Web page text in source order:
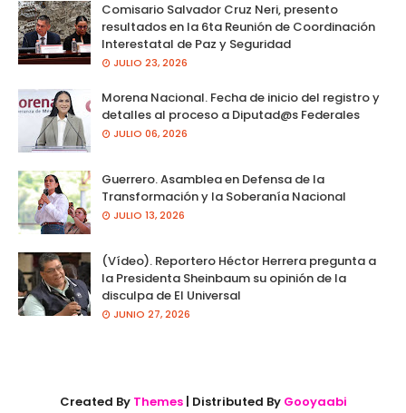
Comisario Salvador Cruz Neri, presento
resultados en la 6ta Reunión de Coordinación
Interestatal de Paz y Seguridad
JULIO 23, 2026
Morena Nacional. Fecha de inicio del registro y
detalles al proceso a Diputad@s Federales
JULIO 06, 2026
Guerrero. Asamblea en Defensa de la
Transformación y la Soberanía Nacional
JULIO 13, 2026
(Vídeo). Reportero Héctor Herrera pregunta a
la Presidenta Sheinbaum su opinión de la
disculpa de El Universal
JUNIO 27, 2026
Created By Themes| Distributed By Gooyaabi